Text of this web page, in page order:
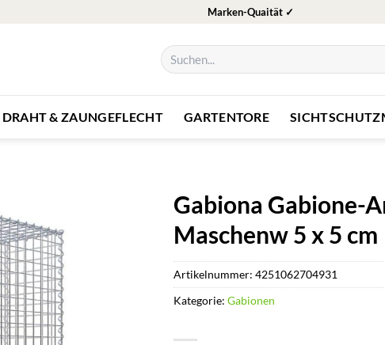
Marken-Quaität ✓
Suchen
nach:
DRAHT & ZAUNGEFLECHT GARTENTORE
Gabiona Gabione-
Maschenw 5 x 5 cm
Artikelnummer: 4251062704931
Kategorie: Gabionen